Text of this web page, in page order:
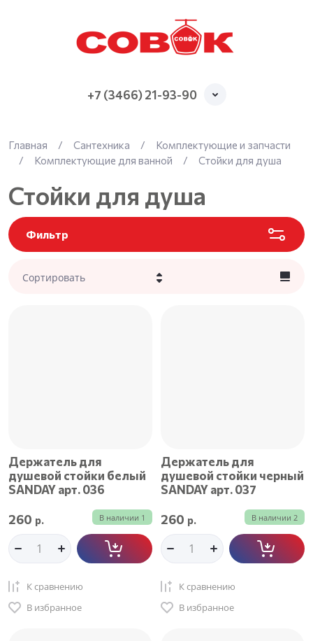
+7 (3466) 21-93-90
Главная / Сантехника /
Комплектующие и запчасти
/
Комплектующие для ванной / Стойки для душа
Стойки для душа
Фильтр
Сортировать
Держатель для
душевой стойки белый
SANDAY арт. 036
В наличии 1
260 р.
К сравнению
В избранное
Держатель для
душевой стойки черный
SANDAY арт. 037
В наличии 2
260 р.
К сравнению
В избранное